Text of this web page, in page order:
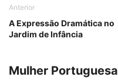
Anterior
A Expressão Dramática no
Jardim de Infância
Mulher Portuguesa